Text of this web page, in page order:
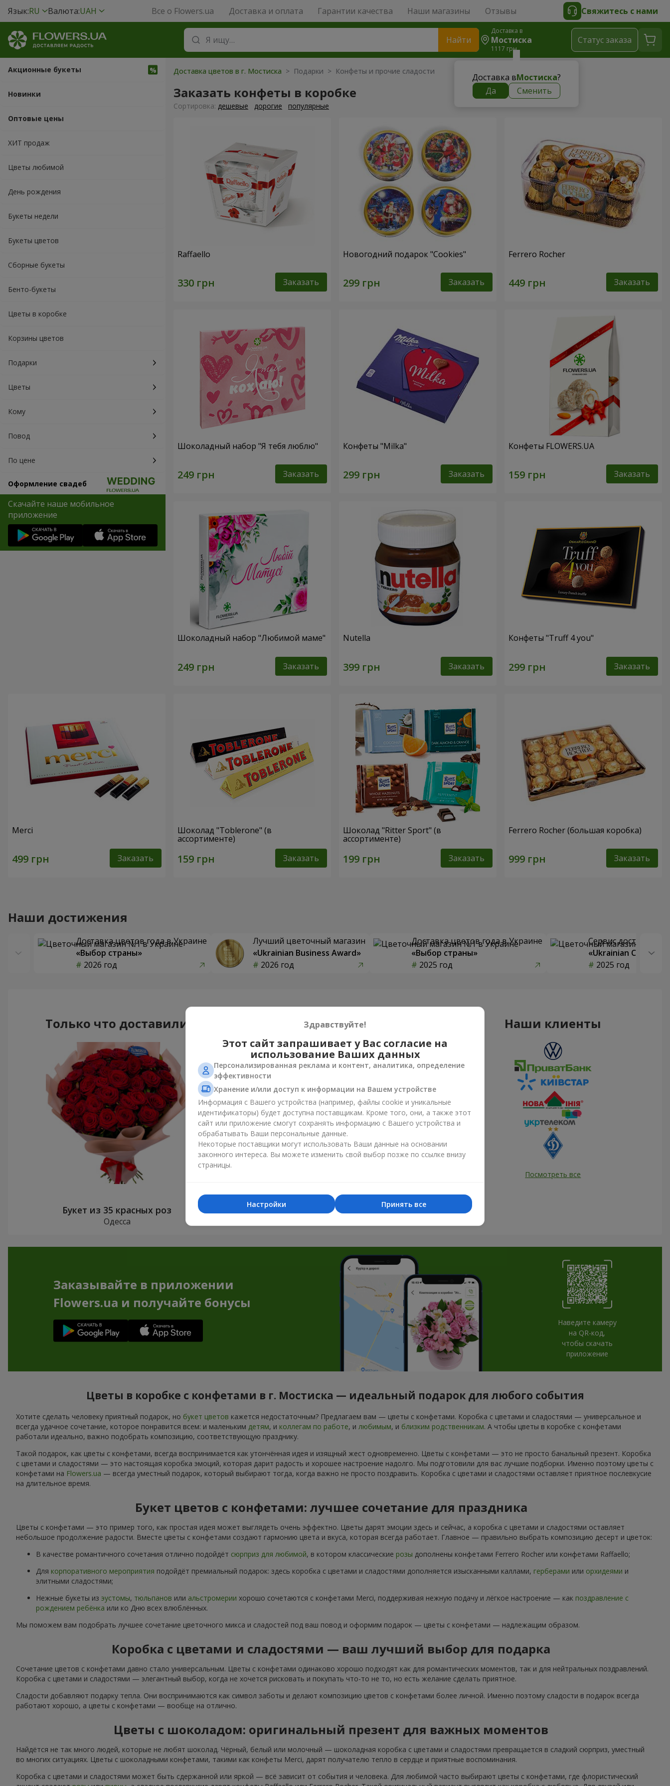
Язык:RU Валюта:UAH Все о Flowers.ua Доставка и оплата Гарантии качества Наши магазины Отзывы Свяжитесь с нами
Найти
Доставка в
Мостиска
1117 грн
Доставка вМостиска?
Да
Сменить
Cтатус заказа
Акционные букеты
Новинки
Оптовые цены
ХИТ продаж
Цветы любимой
День рождения
Букеты недели
Букеты цветов
Сборные букеты
Бенто-букеты
Цветы в коробке
Корзины цветов
Подарки
Цветы
Кому
Повод
По цене
Оформление свадеб
Скачайте наше мобильное
приложение
Доставка цветов в г. Мостиска > Подарки > Конфеты и прочие сладости
Заказать конфеты в коробке
Cортировка: дешевые дорогие популярные
Raffaello
Заказать
Новогодний подарок "Cookies"
Заказать
Ferrero Rocher
Заказать
Шоколадный набор "Я тебя люблю"
Заказать
Конфеты "Milka"
Заказать
Конфеты FLOWERS.UA
Заказать
Шоколадный набор "Любимой маме"
Заказать
Nutella
Заказать
Конфеты "Truff 4 you"
Заказать
Merci
Заказать
Шоколад "Toblerone" (в
ассортименте)
Заказать
Шоколад "Ritter Sport" (в
ассортименте)
Заказать
Ferrero Rocher (большая коробка)
Заказать
Наши достижения
Доставка цветов года в Украине
«Выбор страны»
2026 год
Лучший цветочный магазин
«Ukrainian Business Award»
2026 год
Доставка цветов года в Украине
«Выбор страны»
2025 год
Сервис доставки
«Ukrainian Choice»
2025 год
Только что доставили
Букет из 35 красных роз
Одесса
Фотогалерея
Все фото доставок
Наши клиенты
Посмотреть все
Заказывайте в приложении
Flowers.ua и получайте бонусы
Наведите камеру
на QR-код,
чтобы скачать
приложение
Цветы в коробке с конфетами в г. Мостиска — идеальный подарок для любого события
Хотите сделать человеку приятный подарок, но букет цветов кажется недостаточным? Предлагаем вам — цветы с конфетами. Коробка с цветами и сладостями — универсальное и
всегда удачное сочетание, которое понравится всем: и маленьким детям, и коллегам по работе, и любимым, и близким родственникам. А чтобы цветы в коробке с конфетами
работали идеально, важно подобрать композицию, соответствующую празднику.
Такой подарок, как цветы с конфетами, всегда воспринимается как утончённая идея и изящный жест одновременно. Цветы с конфетами — это не просто банальный презент. Коробка
с цветами и сладостями — это настоящая коробка эмоций, которая дарит радость и хорошее настроение надолго. Мы подготовили для вас лучшие подборки. Именно поэтому цветы с
конфетами на Flowers.ua — всегда уместный подарок, который выбирают тогда, когда важно не просто поздравить. Коробка с цветами и сладостями оставляет приятное послевкусие
на длительное время.
Букет цветов с конфетами: лучшее сочетание для праздника
Цветы с конфетами — это пример того, как простая идея может выглядеть очень эффектно. Цветы дарят эмоции здесь и сейчас, а коробка с цветами и сладостями оставляет
небольшое продолжение радости. Вместе цветы с конфетами создают гармонию цвета и вкуса, которая всегда работает. Главное — правильно выбрать композицию десерт и цветок:
В качестве романтичного сочетания отлично подойдёт сюрприз для любимой, в котором классические розы дополнены конфетами Ferrero Rocher или конфетами Raffaello;
Для корпоративного мероприятия подойдёт премиальный подарок: здесь коробка с цветами и сладостями дополняется изысканными каллами, герберами или орхидеями и
элитными сладостями;
Нежные букеты из эустомы, тюльпанов или альстромерии хорошо сочетаются с конфетами Merci, поддерживая нежную подачу и лёгкое настроение — как поздравление с
рождением ребёнка или ко Дню всех влюблённых.
Мы поможем вам подобрать лучшее сочетание цветочного микса и сладостей под ваш повод и оформим подарок — цветы с конфетами — надлежащим образом.
Коробка с цветами и сладостями — ваш лучший выбор для подарка
Сочетание цветов с конфетами давно стало универсальным. Цветы с конфетами одинаково хорошо подходят как для романтических моментов, так и для нейтральных поздравлений.
Коробка с цветами и сладостями — элегантный выбор, когда не хочется рисковать и покупать что-то не то, но есть желание сделать приятное.
Сладости добавляют подарку тепла. Они воспринимаются как символ заботы и делают композицию цветов с конфетами более личной. Именно поэтому сладости в подарок всегда
работают хорошо, а цветы с конфетами — вообще на отлично.
Цветы с шоколадом: оригинальный презент для важных моментов
Найдётся не так много людей, которые не любят шоколад. Чёрный, белый или молочный — шоколадная коробка с цветами и сладостями превращается в сладкий сюрприз, уместный
во многих ситуациях. Цветы с шоколадными конфетами, такими как конфеты Merci, дарят получателю тепло в сердце и приятные воспоминания.
Коробка с цветами и сладостями может быть сдержанной или яркой — всё зависит от события и человека. Для любимой часто выбирают цветы с конфетами, где флористический
Здравствуйте!
Этот сайт запрашивает у Вас согласие на
использование Ваших данных
Персонализированная реклама и контент, аналитика, определение
эффективности
Хранение и/или доступ к информации на Вашем устройстве
Информация с Вашего устройства (например, файлы cookie и уникальные
идентификаторы) будет доступна поставщикам. Кроме того, они, а также этот
сайт или приложение смогут сохранять информацию с Вашего устройства и
обрабатывать Ваши персональные данные.
Некоторые поставщики могут использовать Ваши данные на основании
законного интереса. Вы можете изменить свой выбор позже по ссылке внизу
страницы.
Принять все
Настройки